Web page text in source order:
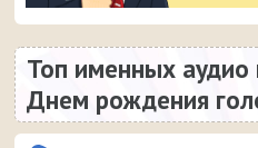
Топ именных аудио
Днем рождения